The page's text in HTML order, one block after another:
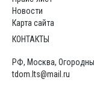
Новости
Карта сайта
КОНТАКТЫ
РФ, Москва,
tdom.lts@mail.ru